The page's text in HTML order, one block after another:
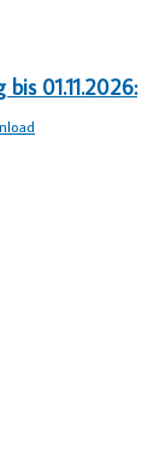
01.11.2026: